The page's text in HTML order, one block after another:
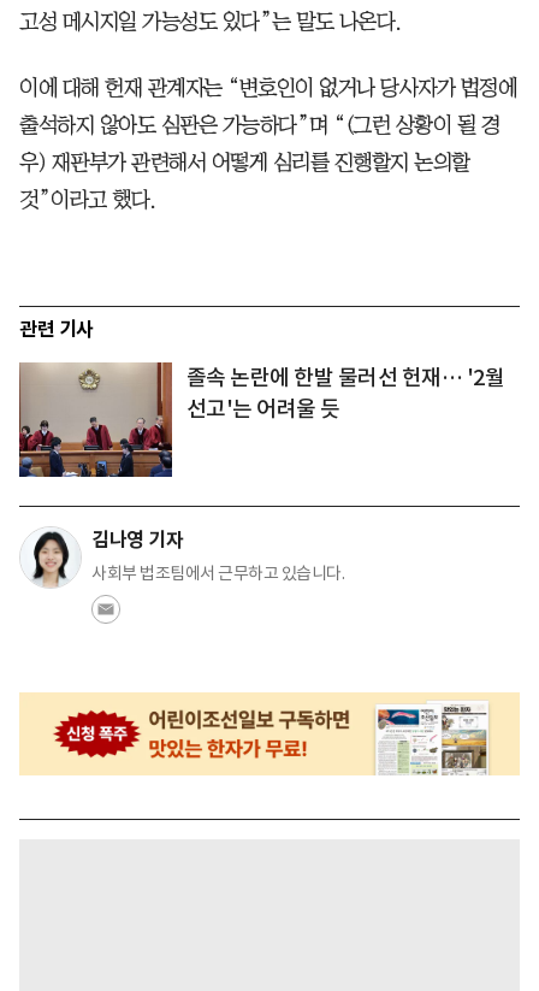
고성 메시지일 가능성도 있다”는 말도 나온다.
이에 대해 헌재 관계자는 “변호인이 없거나 당사자가 법정에
출석하지 않아도 심판은 가능하다”며 “(그런 상황이 될 경
우) 재판부가 관련해서 어떻게 심리를 진행할지 논의할
것”이라고 했다.
관련 기사
졸속 논란에 한발 물러선 헌재… '2월
선고'는 어려울 듯
김나영 기자
사회부 법조팀에서 근무하고 있습니다.